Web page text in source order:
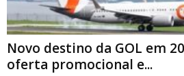
Novo destino da GOL em
oferta promocional e...